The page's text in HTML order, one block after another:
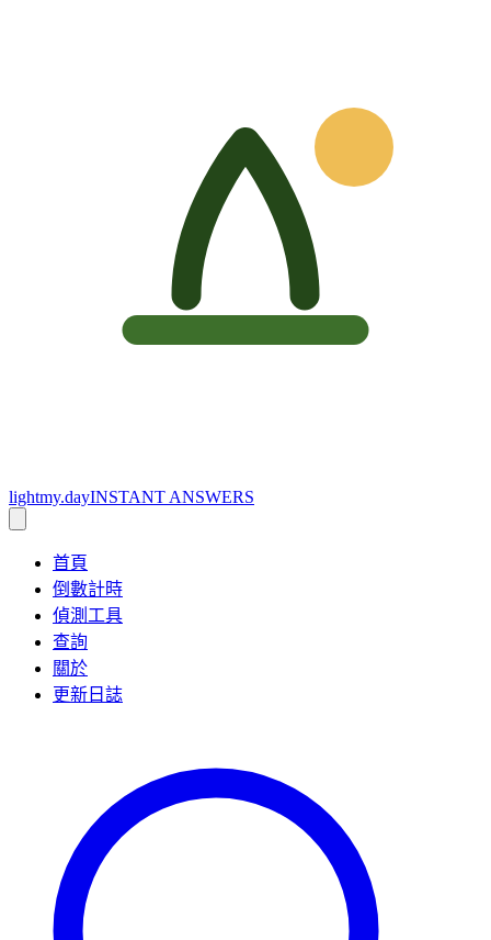
lightmy.dayINSTANT ANSWERS
首頁
倒數計時
偵測工具
查詢
關於
更新日誌